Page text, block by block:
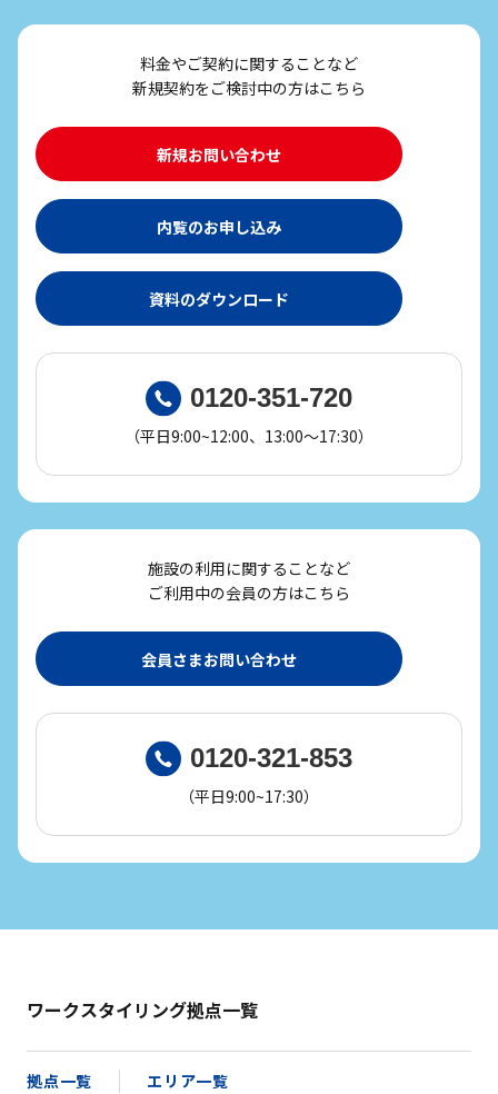
料金やご契約に関することなど
新規契約をご検討中の方はこちら
新規お問い合わせ
内覧のお申し込み
資料のダウンロード
0120-351-720
（平日9:00~12:00、13:00～17:30）
施設の利用に関することなど
ご利用中の会員の方はこちら
会員さまお問い合わせ
0120-321-853
（平日9:00~17:30）
ワークスタイリング拠点一覧
拠点一覧 エリア一覧